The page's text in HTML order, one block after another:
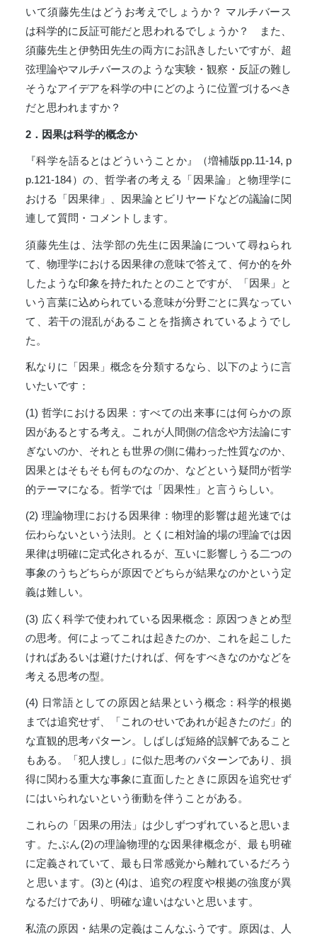
いて須藤先生はどうお考えでしょうか？ マルチバース
は科学的に反証可能だと思われるでしょうか？ また、
須藤先生と伊勢田先生の両方にお訊きしたいですが、超
弦理論やマルチバースのような実験・観察・反証の難し
そうなアイデアを科学の中にどのように位置づけるべき
だと思われますか？
2 ．因果は科学的概念か
『科学を語るとはどういうことか』（増補版pp.11-14, p
p.121-184）の、哲学者の考える「因果論」と物理学に
おける「因果律」、因果論とビリヤードなどの議論に関
連して質問・コメントします。
須藤先生は、法学部の先生に因果論について尋ねられ
て、物理学における因果律の意味で答えて、何か的を外
したような印象を持たれたとのことですが、「因果」と
いう言葉に込められている意味が分野ごとに異なってい
て、若干の混乱があることを指摘されているようでし
た。
私なりに「因果」概念を分類するなら、以下のように言
いたいです：
(1) 哲学における因果：すべての出来事には何らかの原
因があるとする考え。これが人間側の信念や方法論にす
ぎないのか、それとも世界の側に備わった性質なのか、
因果とはそもそも何ものなのか、などという疑問が哲学
的テーマになる。哲学では「因果性」と言うらしい。
(2) 理論物理における因果律：物理的影響は超光速では
伝わらないという法則。とくに相対論的場の理論では因
果律は明確に定式化されるが、互いに影響しうる二つの
事象のうちどちらが原因でどちらが結果なのかという定
義は難しい。
(3) 広く科学で使われている因果概念：原因つきとめ型
の思考。何によってこれは起きたのか、これを起こした
ければあるいは避けたければ、何をすべきなのかなどを
考える思考の型。
(4) 日常語としての原因と結果という概念：科学的根拠
までは追究せず、「これのせいであれが起きたのだ」的
な直観的思考パターン。しばしば短絡的誤解であること
もある。「犯人捜し」に似た思考のパターンであり、損
得に関わる重大な事象に直面したときに原因を追究せず
にはいられないという衝動を伴うことがある。
これらの「因果の用法」は少しずつずれていると思いま
す。たぶん(2)の理論物理的な因果律概念が、最も明確
に定義されていて、最も日常感覚から離れているだろう
と思います。(3)と(4)は、追究の程度や根拠の強度が異
なるだけであり、明確な違いはないと思います。
私流の原因・結果の定義はこんなふうです。原因は、人